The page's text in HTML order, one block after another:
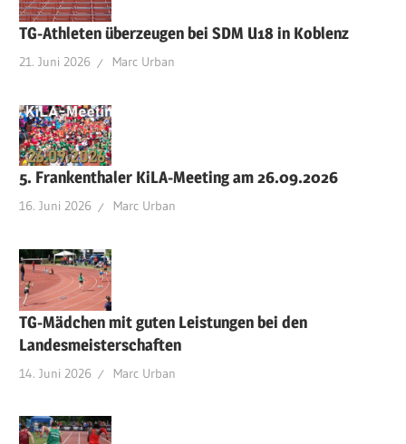
TG-Athleten überzeugen bei SDM U18 in Koblenz
21. Juni 2026 Marc Urban
5. Frankenthaler KiLA-Meeting am 26.09.2026
16. Juni 2026 Marc Urban
TG-Mädchen mit guten Leistungen bei den
Landesmeisterschaften
14. Juni 2026 Marc Urban